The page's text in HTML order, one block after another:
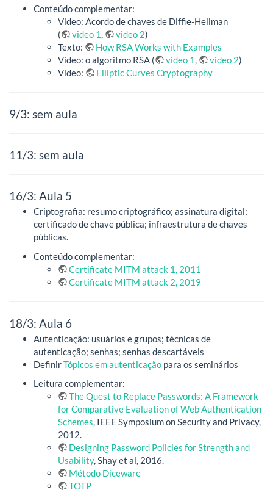
Conteúdo complementar:
Video: Acordo de chaves de Diffie-Hellman
(
video 1, video 2)
Texto:
How RSA Works with Examples
Vídeo: o algoritmo RSA (
video 1, video 2)
Vídeo:
Elliptic Curves Cryptography
9/3: sem aula
11/3: sem aula
16/3: Aula 5
Criptografia: resumo criptográfico; assinatura digital;
certificado de chave pública; infraestrutura de chaves
públicas.
Conteúdo complementar:
Certificate MITM attack 1, 2011
Certificate MITM attack 2, 2019
18/3: Aula 6
Autenticação: usuários e grupos; técnicas de
autenticação; senhas; senhas descartáveis
DefinirTópicos em autenticação para os seminários
Leitura complementar:
The Quest to Replace Passwords: A Framework
for Comparative Evaluation of Web Authentication
Schemes, IEEE Symposium on Security and Privacy,
2012.
Designing Password Policies for Strength and
Usability, Shay et al, 2016.
Método Diceware
TOTP